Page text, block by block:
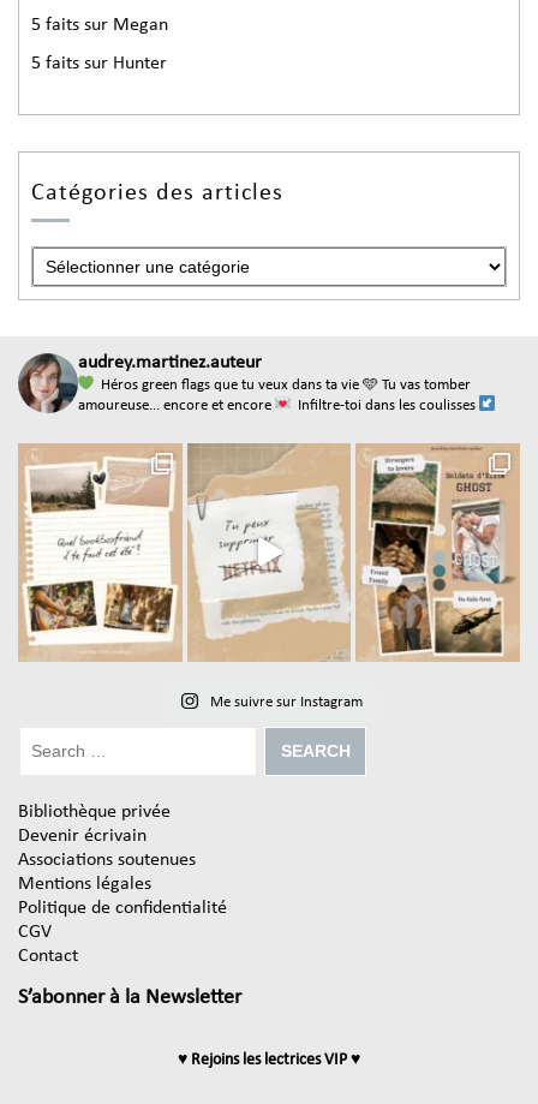
5 faits sur Megan
5 faits sur Hunter
Catégories des articles
audrey.martinez.auteur
Héros green flags que tu veux dans ta vie 🩵 Tu vas tomber
amoureuse... encore et encore
Infiltre-toi dans les coulisses
Me suivre sur Instagram
Bibliothèque privée
Devenir écrivain
Associations soutenues
Mentions légales
Politique de confidentialité
CGV
Contact
S’abonner à la Newsletter
♥ Rejoins les lectrices VIP ♥